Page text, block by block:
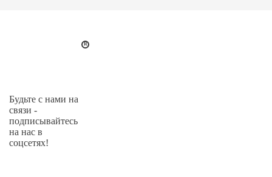
Будьте с нами на
связи -
подписывайтесь
на нас в
соцсетях!